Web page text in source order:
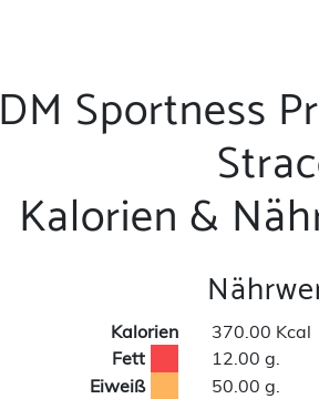
DM Sportness
Kalorien &
Kalorien
370.00 Kcal
Fett
12.00 g.
Eiweiß
50.00 g.